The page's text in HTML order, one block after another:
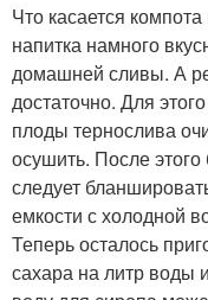
Что касается
напитка намного
домашней сливы. А
достаточно. Для
плоды тернослива
осушить. После этого
следует
емкости с холодной
Теперь осталось
сахара на литр воды